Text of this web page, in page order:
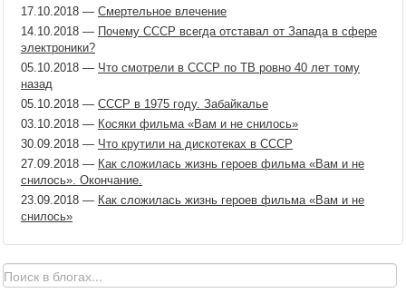
17.10.2018 — Смертельное влечение
14.10.2018 — Почему СССР всегда отставал от Запада в сфере
электроники?
05.10.2018 — Что смотрели в СССР по ТВ ровно 40 лет тому
назад
05.10.2018 — СССР в 1975 году. Забайкалье
03.10.2018 — Косяки фильма «Вам и не снилось»
30.09.2018 — Что крутили на дискотеках в СССР
27.09.2018 — Как сложилась жизнь героев фильма «Вам и не
снилось». Окончание.
23.09.2018 — Как сложилась жизнь героев фильма «Вам и не
снилось»